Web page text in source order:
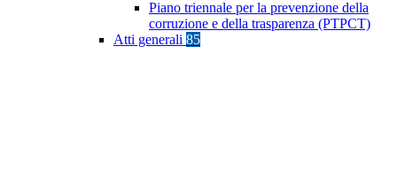
Piano triennale per la prevenzione della
corruzione e della trasparenza (PTPCT)
Atti generali 85